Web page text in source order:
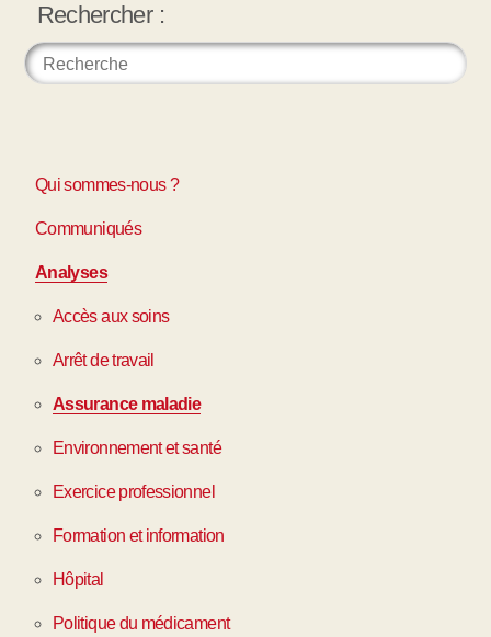
Rechercher :
Qui sommes-nous ?
Communiqués
Analyses
Accès aux soins
Arrêt de travail
Assurance maladie
Environnement et santé
Exercice professionnel
Formation et information
Hôpital
Politique du médicament